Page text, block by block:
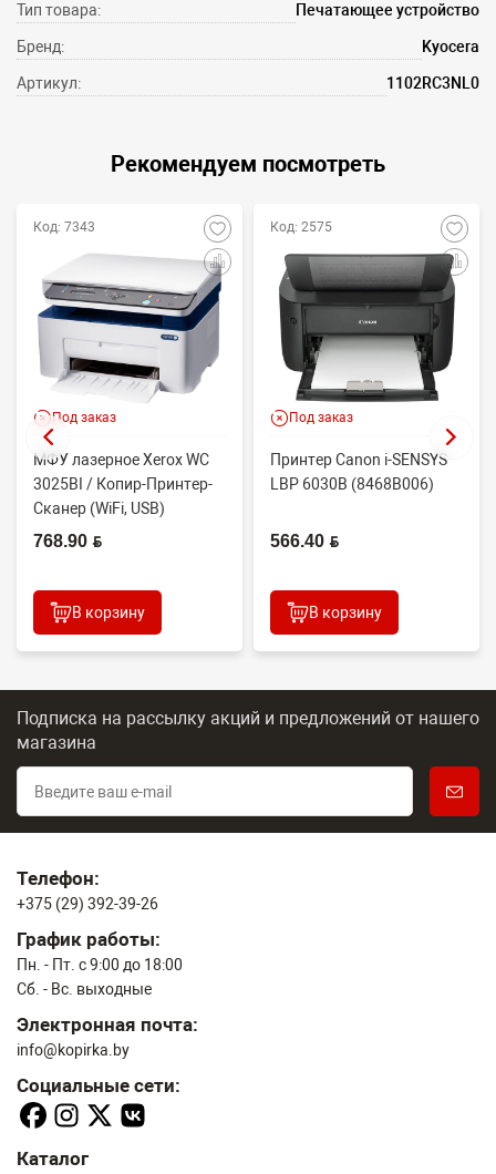
Тип товара: Печатающее устройство
Бренд: Kyocera
Артикул: 1102RC3NL0
Рекомендуем посмотреть
Код: 7343
Под заказ
МФУ лазерное Xerox WC
3025BI / Копир-Принтер-
Сканер (WiFi, USB)
768.90 BYN
В корзину
Код: 2575
Под заказ
Принтер Canon i-SENSYS
LBP 6030B (8468B006)
566.40 BYN
В корзину
Подписка на рассылку акций и предложений от нашего
магазина
Телефон:
+375 (29) 392-39-26
График работы:
Пн. - Пт. с 9:00 до 18:00
Сб. - Вс. выходные
Электронная почта:
info@kopirka.by
Социальные сети:
Каталог